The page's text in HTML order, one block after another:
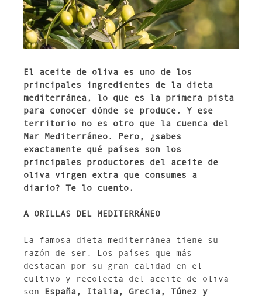
El aceite de oliva es uno de los
principales ingredientes de la dieta
mediterránea, lo que es la primera pista
para conocer dónde se produce. Y ese
territorio no es otro que la cuenca del
Mar Mediterráneo. Pero, ¿sabes
exactamente qué países son los
principales productores del aceite de
oliva virgen extra que consumes a
diario? Te lo cuento.
A ORILLAS DEL MEDITERRÁNEO
La famosa dieta mediterránea tiene su
razón de ser. Los países que más
destacan por su gran calidad en el
cultivo y recolecta del aceite de oliva
son España, Italia, Grecia, Túnez y